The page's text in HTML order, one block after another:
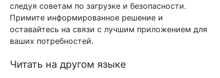
следуя советам по загрузке и безопасности.
Примите информированное решение и
оставайтесь на связи с лучшим приложением для
ваших потребностей.
Читать на другом языке